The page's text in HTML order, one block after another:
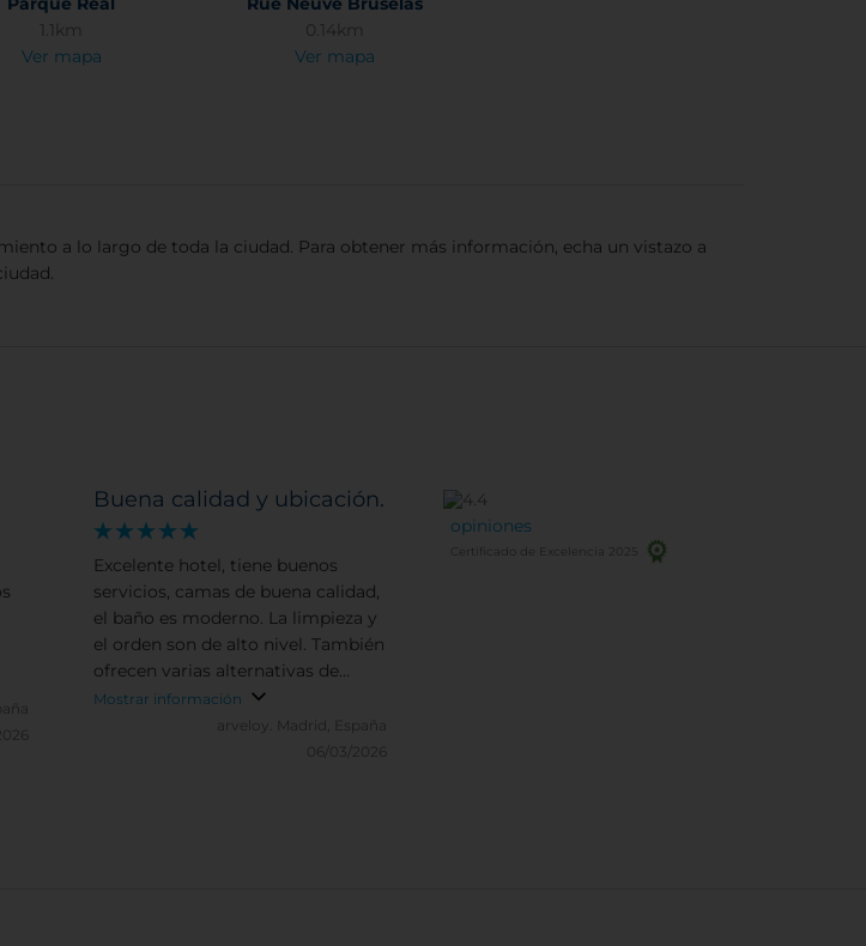
1.1km
Ver mapa
0.14km
Ver mapa
a lo largo de toda la ciudad. Para obtener más información, echa un vistazo a
Buena calidad y ubicación.
Excelente hotel, tiene buenos
servicios, camas de buena calidad,
el baño es moderno. La limpieza y
el orden son de alto nivel. También
ofrecen varias alternativas de
servicio a la habitación y bebidas.
Mostrar información
arveloy.
Madrid, España
06/03/2026
opiniones
Certificado de Excelencia 2025